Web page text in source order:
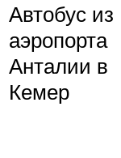
Автобус из
аэропорта
Анталии в
Кемер